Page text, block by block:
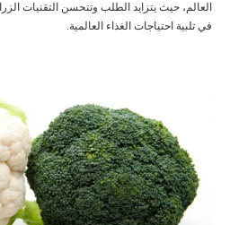
العالم، حيث يتزايد الطلب وتتحسن التقنيات
في تلبية احتياجات الغذاء العالمية.